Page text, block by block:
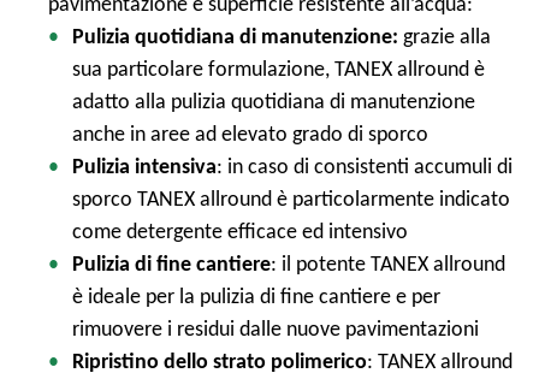
Pulizia quotidiana di manutenzione: grazie alla
sua particolare formulazione, TANEX allround è
adatto alla pulizia quotidiana di manutenzione
anche in aree ad elevato grado di sporco
Pulizia intensiva: in caso di consistenti accumuli di
sporco TANEX allround è particolarmente indicato
come detergente efficace ed intensivo
Pulizia di fine cantiere: il potente TANEX allround
è ideale per la pulizia di fine cantiere e per
rimuovere i residui dalle nuove pavimentazioni
Ripristino dello strato polimerico: TANEX allround